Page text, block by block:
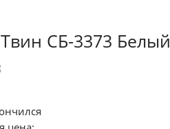
СБ-3373 Белый